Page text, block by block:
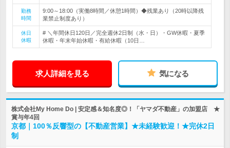
勤務
時間
9:00～18:00（実働8時間／休憩1時間）◆残業あり（20時以降残
業禁止制度あり）
休日
休暇
# ＼年間休日120日／完全週休2日制（水・日）・GW休暇・夏季
休暇・年末年始休暇・有給休暇（10日…
求人詳細を見る 気になる
株式会社My Home Do | 安定感＆知名度◎！「ヤマダ不動産」の加盟店 ★
賞与年4回
京都｜100％反響型の【不動産営業】★未経験歓迎！★完休2日
制